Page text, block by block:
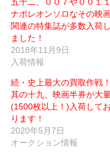
ル
で
送
信
(新
し
い
ウ
ィ
ン
ウ
で
開
き
ま
す)
ウ
ィ
ン
ド
ウ
開
き
ナポレオンソロなその映
関連の特集誌が多数入荷し
ました！
2018年11月9日
入荷情報
続・史上最大の買取作戦！
其の十九、映画半券が大
(1500枚以上！)入荷してお
ります！
2020年5月7日
オークション情報